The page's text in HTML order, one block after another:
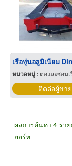
เรือทุ่นอลูมิเนียม
หมวดหมู่ : ต่อและซ่อมเ
ติดต่อผู้ขาย
ผลการค้นหา 4 รา
ยอร์ท